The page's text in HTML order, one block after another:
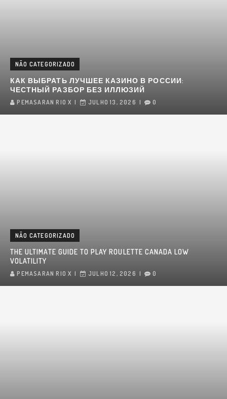
NÃO CATEGORIZADO
КАК ВЫБРАТЬ ЛУЧШЕЕ КАЗИНО В РОССИИ:
ЧЕСТНЫЙ РАЗБОР БЕЗ ИЛЛЮЗИЙ
PEMASARAN RIO X JULHO 13, 2026 0
NÃO CATEGORIZADO
THE ULTIMATE GUIDE TO PLAY ROULETTE CANADA LOW
VOLATILITY
PEMASARAN RIO X JULHO 12, 2026 0